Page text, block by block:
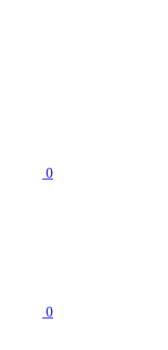
0
0